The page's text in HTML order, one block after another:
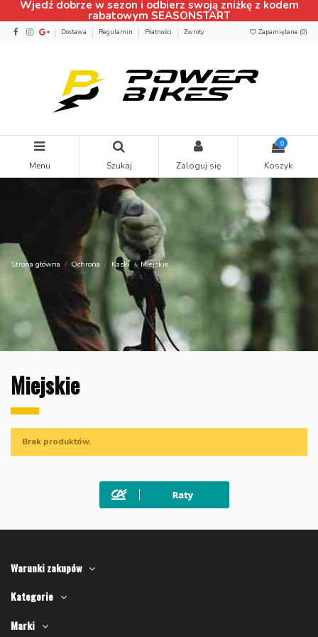
Wjedź dobrze w sezon i odbierz swoją zniżkę z kodem
rabatowym SEASONSTART
Dostawa Regulamin Płatności Zwroty Zapamiętane (0)
Menu Szukaj Zaloguj się
0
Koszyk
Strona główna Ochrona Kaski Miejskie
Miejskie
Brak produktów.
Warunki zakupów
Kategorie
Marki